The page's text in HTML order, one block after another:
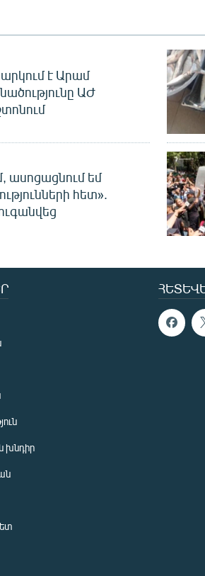
է Արամ
ԱԺ
ասոցացնում եմ
հետ».
խնդիր